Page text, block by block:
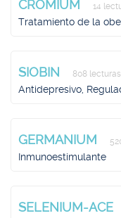
CROMIUM 14
Tratamiento de la
SIOBIN 808 lecturas
Antidepresivo,
GERMANIUM
Inmunoestimulante
SELENIUM-ACE